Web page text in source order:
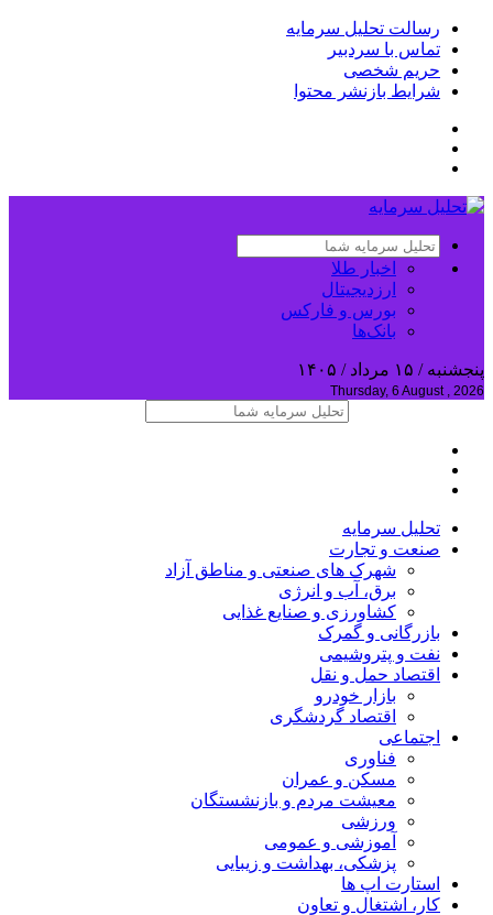
رسالت تحلیل سرمایه
تماس با سردبیر
حریم شخصی
شرایط بازنشر محتوا
اخبار طلا
ارزدیجیتال
بورس و فارکس
بانک‌ها
پنجشنبه / ۱۵ مرداد / ۱۴۰۵
Thursday, 6 August , 2026
تحلیل‌ سرمایه
صنعت و تجارت
شهرک های صنعتی و مناطق آزاد
برق، آب و انرژی
کشاورزی و صنایع غذایی
بازرگانی و گمرک
نفت و پتروشیمی
اقتصاد حمل و نقل
بازار خودرو
اقتصاد گردشگری
اجتماعی
فناوری
مسکن و عمران
معیشت مردم و بازنشستگان
ورزشی
آموزشی و عمومی
پزشکی، بهداشت و زیبایی
استارت اپ ها
کار، اشتغال و تعاون